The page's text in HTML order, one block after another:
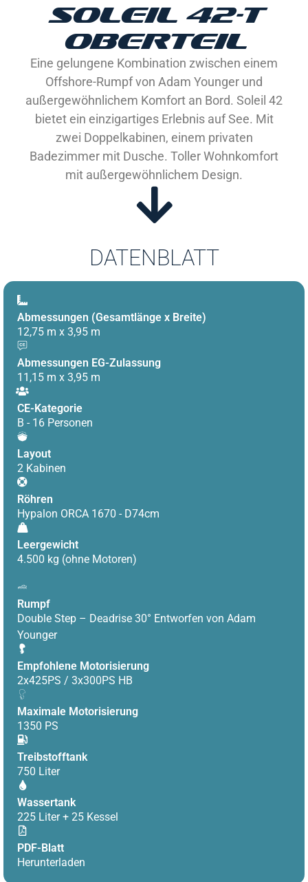
SOLEIL 42-T
OBERTEIL
Eine gelungene Kombination zwischen einem
Offshore-Rumpf von Adam Younger und
außergewöhnlichem Komfort an Bord. Soleil 42
bietet ein einzigartiges Erlebnis auf See. Mit
zwei Doppelkabinen, einem privaten
Badezimmer mit Dusche. Toller Wohnkomfort
mit außergewöhnlichem Design.
DATENBLATT
Abmessungen (Gesamtlänge x Breite)
12,75 m x 3,95 m
Abmessungen EG-Zulassung
11,15 m x 3,95 m
CE-Kategorie
B - 16 Personen
Layout
2 Kabinen
Röhren
Hypalon ORCA 1670 - D74cm
Leergewicht
4.500 kg (ohne Motoren)
Rumpf
Double Step – Deadrise 30° Entworfen von Adam
Younger
Empfohlene Motorisierung
2x425PS / 3x300PS HB
Maximale Motorisierung
1350 PS
Treibstofftank
750 Liter
Wassertank
225 Liter + 25 Kessel
PDF-Blatt
Herunterladen